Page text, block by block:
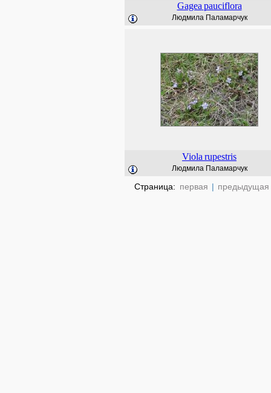
Gagea pauciflora
Людмила Паламарчук
Viola rupestris
Людмила Паламарчук
Страница: первая | предыдущая